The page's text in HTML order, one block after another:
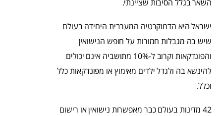
השאר בגלל הסיבות שציינתי.
ישראל היא הדמוקרטיה המערבית היחידה בעולם
שיש בה מגבלות חמורות על חופש הנישואין
והפונדקאות וקרוב ל-10% מתושביה אינם יכולים
להינשא בה ולגדל ילדים מאימוץ או מפונדקאות כלל
וכלל.
42 מדינות בעולם כבר מאפשרות נישואין או רישום